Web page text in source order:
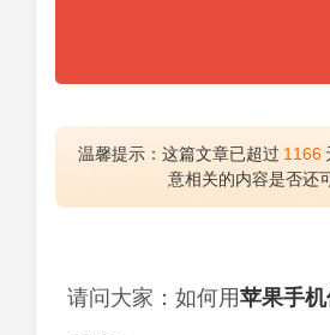
温馨提示：这篇文章已超过 1166
意相关的内容是否还
请问大家：如何用苹果手机